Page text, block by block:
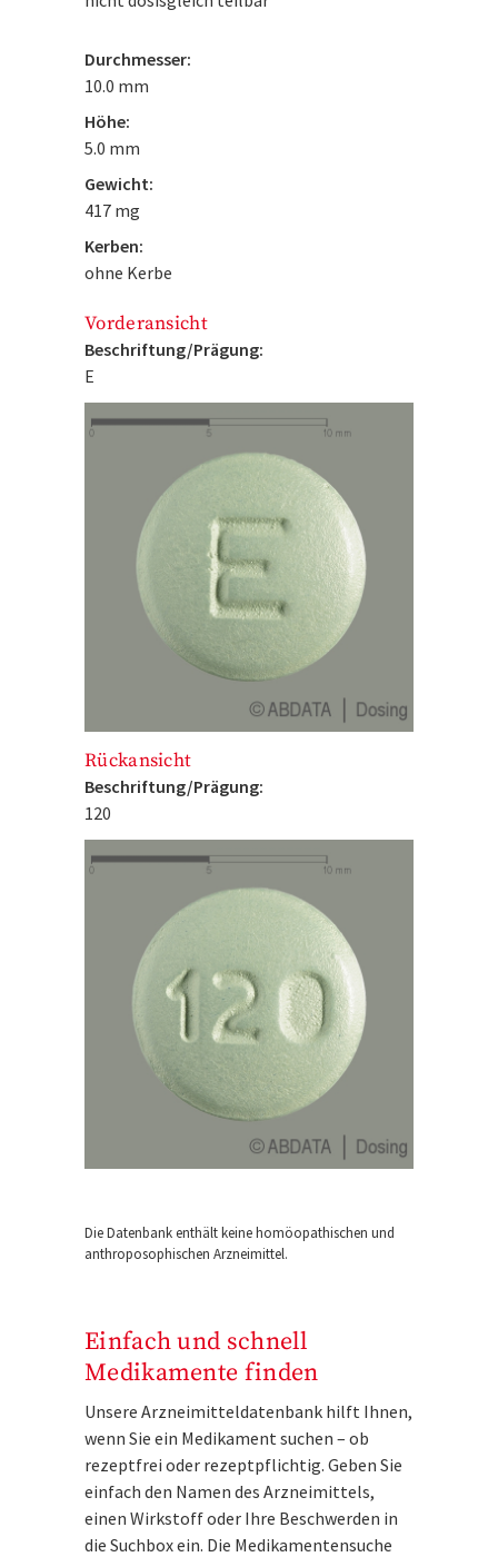
Durchmesser:
10.0 mm
Höhe:
5.0 mm
Gewicht:
417 mg
Kerben:
ohne Kerbe
Vorderansicht
Beschriftung/Prägung:
E
Rückansicht
Beschriftung/Prägung:
120
Die Datenbank enthält keine homöopathischen und
anthroposophischen Arzneimittel.
Einfach und schnell
Medikamente finden
Unsere Arzneimitteldatenbank hilft Ihnen,
wenn Sie ein Medikament suchen – ob
rezeptfrei oder rezeptpflichtig. Geben Sie
einfach den Namen des Arzneimittels,
einen Wirkstoff oder Ihre Beschwerden in
die Suchbox ein. Die Medikamentensuche